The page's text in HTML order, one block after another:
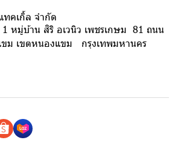
คเกิ้ล จำกัด
หมู่บ้าน สิริ อเวนิว เพชรเกษม 81 ถนน
ขม เขตหนองแขม กรุงเทพมหานคร